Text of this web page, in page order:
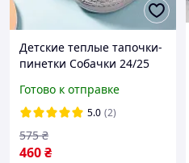
Детские теплые тапочки-
пинетки Собачки 24/25
Готово к отправке
5.0 (2)
460₴
575 ₴